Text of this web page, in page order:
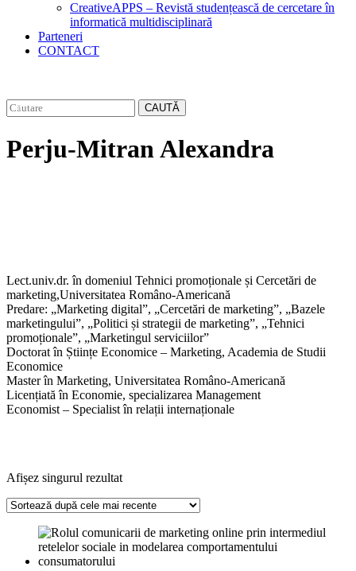
CreativeAPPS – Revistă studențească de cercetare în
informatică multidisciplinară
Parteneri
CONTACT
CAUTĂ
Perju-Mitran Alexandra
Lect.univ.dr. în domeniul Tehnici promoționale și Cercetări de
marketing,Universitatea Româno-Americană
Predare: „Marketing digital”, „Cercetări de marketing”, „Bazele
marketingului”, „Politici și strategii de marketing”, „Tehnici
promoționale”, „Marketingul serviciilor”
Doctorat în Științe Economice – Marketing, Academia de Studii
Economice
Master în Marketing, Universitatea Româno-Americană
Licențiată în Economie, specializarea Management
Economist – Specialist în relații internaționale
Afișez singurul rezultat